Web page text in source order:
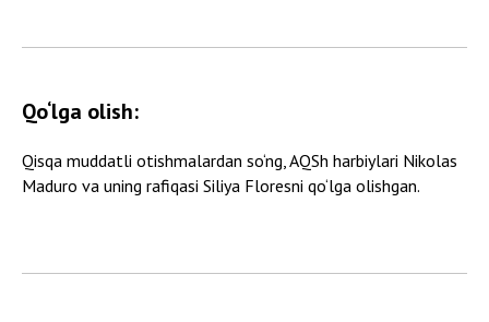
Qo‘lga olish:
Qisqa muddatli otishmalardan so‘ng, AQSh harbiylari Nikolas
Maduro va uning rafiqasi Siliya Floresni qo‘lga olishgan.